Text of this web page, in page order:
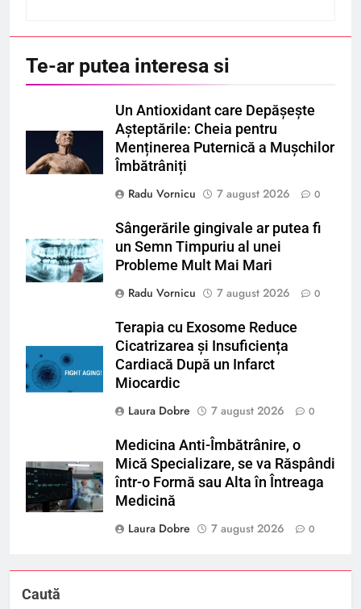
Te-ar putea interesa si
Un Antioxidant care Depășește
Așteptările: Cheia pentru
Menținerea Puternică a Mușchilor
Îmbătrâniți
Radu Vornicu
7 august 2026 0
Sângerările gingivale ar putea fi
un Semn Timpuriu al unei
Probleme Mult Mai Mari
Radu Vornicu
7 august 2026 0
Terapia cu Exosome Reduce
Cicatrizarea și Insuficiența
Cardiacă După un Infarct
Miocardic
Laura Dobre
7 august 2026 0
Medicina Anti-Îmbătrânire, o
Mică Specializare, se va Răspândi
într-o Formă sau Alta în Întreaga
Medicină
Laura Dobre
7 august 2026 0
Caută